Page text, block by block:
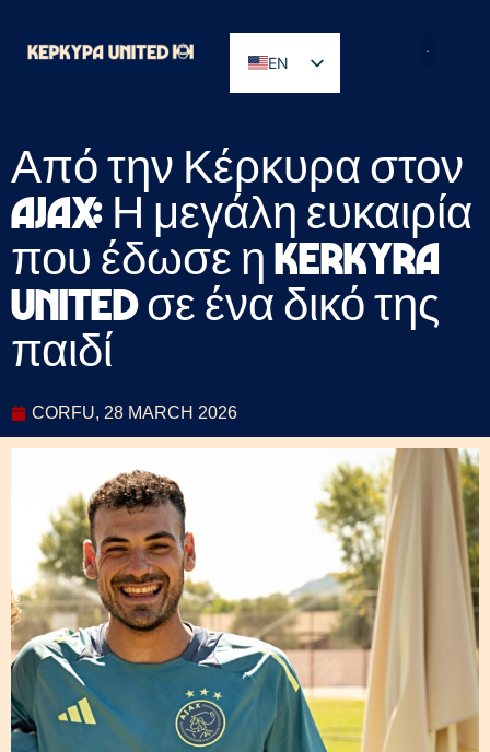
EN
GR
Από την Κέρκυρα στον
Ajax: Η μεγάλη ευκαιρία
που έδωσε η Kerkyra
United σε ένα δικό της
παιδί
CORFU, 28 MARCH 2026